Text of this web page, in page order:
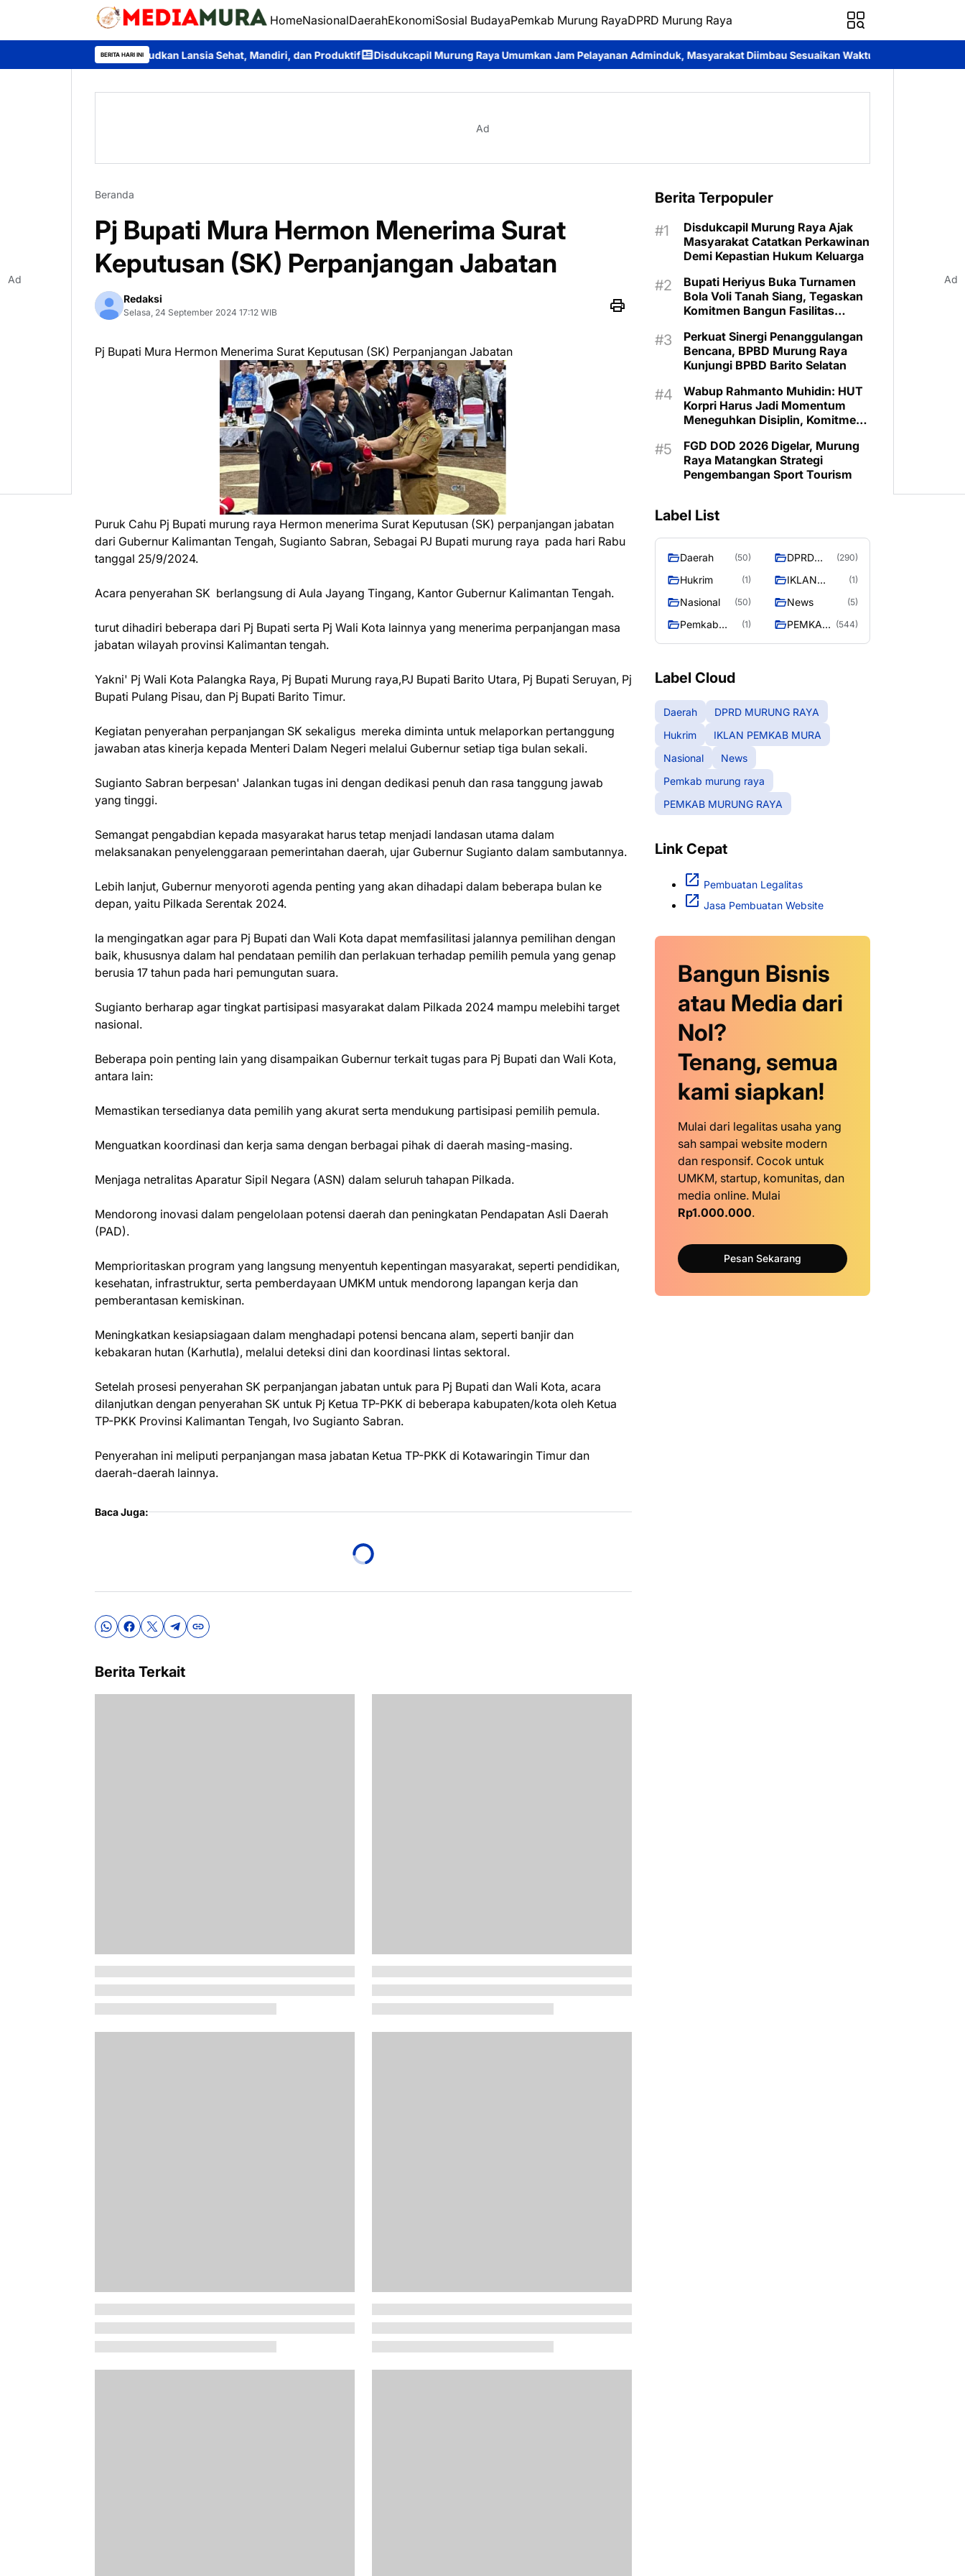
HomeNasionalDaerahEkonomiSosial BudayaPemkab Murung RayaDPRD Murung Raya
BERITA HARI INI
Wujudkan Lansia Sehat, Mandiri, dan Produktif Disdukcapil Murung Raya Umumkan Jam Pelayanan Adminduk, Masyarakat Diimbau Sesuaikan Waktu Pengurusan 412 Peserta Ramaikan
Ad
Beranda
Pj Bupati Mura Hermon Menerima Surat
Keputusan (SK) Perpanjangan Jabatan
Redaksi
Selasa, 24 September 2024 17:12 WIB
Pj Bupati Mura Hermon Menerima Surat Keputusan (SK) Perpanjangan Jabatan
Puruk Cahu Pj Bupati murung raya Hermon menerima Surat Keputusan (SK) perpanjangan jabatan
dari Gubernur Kalimantan Tengah, Sugianto Sabran, Sebagai PJ Bupati murung raya pada hari Rabu
tanggal 25/9/2024.
Acara penyerahan SK berlangsung di Aula Jayang Tingang, Kantor Gubernur Kalimantan Tengah.
turut dihadiri beberapa dari Pj Bupati serta Pj Wali Kota lainnya yang menerima perpanjangan masa
jabatan wilayah provinsi Kalimantan tengah.
Yakni' Pj Wali Kota Palangka Raya, Pj Bupati Murung raya,PJ Bupati Barito Utara, Pj Bupati Seruyan, Pj
Bupati Pulang Pisau, dan Pj Bupati Barito Timur.
Kegiatan penyerahan perpanjangan SK sekaligus mereka diminta untuk melaporkan pertanggung
jawaban atas kinerja kepada Menteri Dalam Negeri melalui Gubernur setiap tiga bulan sekali.
Sugianto Sabran berpesan' Jalankan tugas ini dengan dedikasi penuh dan rasa tanggung jawab
yang tinggi.
Semangat pengabdian kepada masyarakat harus tetap menjadi landasan utama dalam
melaksanakan penyelenggaraan pemerintahan daerah, ujar Gubernur Sugianto dalam sambutannya.
Lebih lanjut, Gubernur menyoroti agenda penting yang akan dihadapi dalam beberapa bulan ke
depan, yaitu Pilkada Serentak 2024.
Ia mengingatkan agar para Pj Bupati dan Wali Kota dapat memfasilitasi jalannya pemilihan dengan
baik, khususnya dalam hal pendataan pemilih dan perlakuan terhadap pemilih pemula yang genap
berusia 17 tahun pada hari pemungutan suara.
Sugianto berharap agar tingkat partisipasi masyarakat dalam Pilkada 2024 mampu melebihi target
nasional.
Beberapa poin penting lain yang disampaikan Gubernur terkait tugas para Pj Bupati dan Wali Kota,
antara lain:
Memastikan tersedianya data pemilih yang akurat serta mendukung partisipasi pemilih pemula.
Menguatkan koordinasi dan kerja sama dengan berbagai pihak di daerah masing-masing.
Menjaga netralitas Aparatur Sipil Negara (ASN) dalam seluruh tahapan Pilkada.
Mendorong inovasi dalam pengelolaan potensi daerah dan peningkatan Pendapatan Asli Daerah
(PAD).
Memprioritaskan program yang langsung menyentuh kepentingan masyarakat, seperti pendidikan,
kesehatan, infrastruktur, serta pemberdayaan UMKM untuk mendorong lapangan kerja dan
pemberantasan kemiskinan.
Meningkatkan kesiapsiagaan dalam menghadapi potensi bencana alam, seperti banjir dan
kebakaran hutan (Karhutla), melalui deteksi dini dan koordinasi lintas sektoral.
Setelah prosesi penyerahan SK perpanjangan jabatan untuk para Pj Bupati dan Wali Kota, acara
dilanjutkan dengan penyerahan SK untuk Pj Ketua TP-PKK di beberapa kabupaten/kota oleh Ketua
TP-PKK Provinsi Kalimantan Tengah, Ivo Sugianto Sabran.
Penyerahan ini meliputi perpanjangan masa jabatan Ketua TP-PKK di Kotawaringin Timur dan
daerah-daerah lainnya.
Baca Juga:
Berita Terkait
Berita Terpopuler
Disdukcapil Murung Raya Ajak
Masyarakat Catatkan Perkawinan
Demi Kepastian Hukum Keluarga
Bupati Heriyus Buka Turnamen
Bola Voli Tanah Siang, Tegaskan
Komitmen Bangun Fasilitas
Perkuat Sinergi Penanggulangan
Bencana, BPBD Murung Raya
Kunjungi BPBD Barito Selatan
Wabup Rahmanto Muhidin: HUT
Korpri Harus Jadi Momentum
Meneguhkan Disiplin, Komitmen
untuk Majukan Murung Raya
FGD DOD 2026 Digelar, Murung
Raya Matangkan Strategi
Pengembangan Sport Tourism
Label List
Daerah (50)
DPRD
RAYA
(290)
Hukrim (1)
IKLAN
MURA
(1)
Nasional (50) News (5)
Pemkab
(1)
PEMKAB
(544)
Label Cloud
Daerah
DPRD MURUNG RAYA
Hukrim
IKLAN PEMKAB MURA
Nasional
News
Pemkab murung raya
PEMKAB MURUNG RAYA
Link Cepat
Pembuatan Legalitas
Jasa Pembuatan Website
Bangun Bisnis
atau Media dari
Nol?
Tenang, semua
kami siapkan!
Mulai dari legalitas usaha yang
sah sampai website modern
dan responsif. Cocok untuk
UMKM, startup, komunitas, dan
media online. Mulai
Rp1.000.000.
Pesan Sekarang
Ad Ad